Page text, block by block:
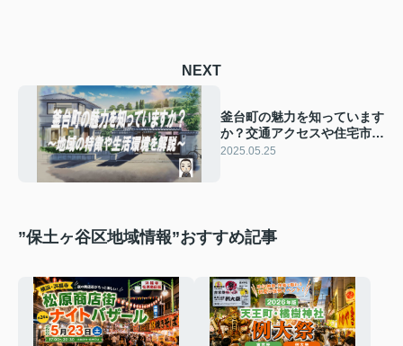
NEXT
釜台町の魅力を知っています
か？交通アクセスや住宅市場
を解説
2025.05.25
”保土ヶ谷区地域情報”おすすめ記事